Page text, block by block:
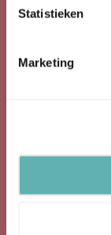
Statistieken
Marketing